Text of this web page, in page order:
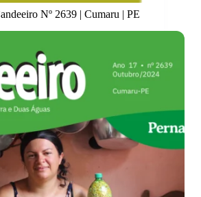
Nº 2639 | Cumaru | PE